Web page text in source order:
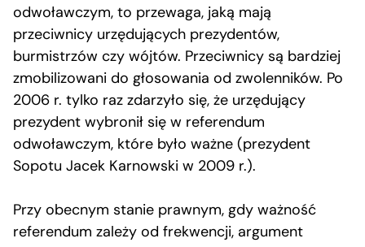
odwoławczym, to przewaga, jaką mają
przeciwnicy urzędujących prezydentów,
burmistrzów czy wójtów. Przeciwnicy są bardziej
zmobilizowani do głosowania od zwolenników. Po
2006 r. tylko raz zdarzyło się, że urzędujący
prezydent wybronił się w referendum
odwoławczym, które było ważne (prezydent
Sopotu Jacek Karnowski w 2009 r.).
Przy obecnym stanie prawnym, gdy ważność
referendum zależy od frekwencji, argument